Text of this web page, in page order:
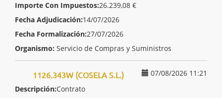
Importe Con Impuestos:26.239,08 €
Fecha Adjudicación:14/07/2026
Fecha Formalización:27/07/2026
Organismo: Servicio de Compras y Suministros
07/08/2026 11:21
1126.343W (COSELA S.L.)
Descripción:Contrato